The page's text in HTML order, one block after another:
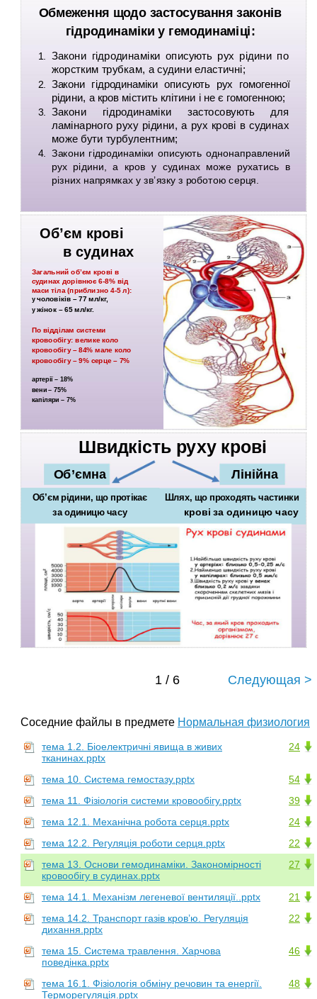
Обмеження щодо застосування законів
гідродинаміки у гемодинаміці:
1.
Закони гідродинаміки описують рух рідини по
жорстким трубкам, а судини еластичні;
2.
Закони гідродинаміки описують рух гомогенної
рідини, а кров містить клітини і не є гомогенною;
3.
Закони гідродинаміки застосовують для
ламінарного руху рідини, а рух крові в судинах
може бути турбулентним;
4.
Закони гідродинаміки описують однонаправлений
рух рідини, а кров у судинах може рухатись в
різних напрямках у зв’язку з роботою серця.
Об’єм крові
в судинах
Загальний об’єм крові в
судинах дорівнює6-8%від
маси тіла (приблизно4-5л):
у чоловіків – 77 мл/кг,
у жінок – 65 мл/кг.
По відділам системи
кровообігу:велике коло
кровообігу – 84% мале коло
кровообігу – 9% серце – 7%
артерії – 18%
вени – 75%
капіляри – 7%
Швидкість руху крові
Об’ємна Лінійна
Об’єм рідини, що протікає Шлях, що проходять частинки
за одиницю часу крові за одиницю часу
1 / 6 Следующая >
Соседние файлы в предмете Нормальная физиология
24
тема 1.2. Біоелектричні явища в живих
тканинах.pptx
54
тема 10. Система гемостазу.pptx
39
тема 11. Фізіологія системи кровообігу.pptx
24
тема 12.1. Механічна робота серця.pptx
22
тема 12.2. Регуляція роботи серця.pptx
27
тема 13. Основи гемодинаміки. Закономірності
кровообігу в судинах.pptx
21
тема 14.1. Механізм легеневої вентиляції..pptx
22
тема 14.2. Транспорт газів кров’ю. Регуляція
дихання.pptx
46
тема 15. Система травлення. Харчова
поведінка.pptx
48
тема 16.1. Фізіологія обміну речовин та енергії.
Терморегуляція.pptx